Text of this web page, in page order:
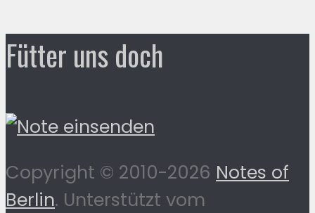
Fütter uns doch
Copyright © 2010-2026 Notes of
Berlin. Unterstützt vom